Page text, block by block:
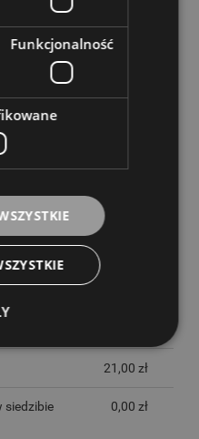
KOSZTÓW PŁATNOŚCI
16,00 zł
21,00 zł
siedzibie
0,00 zł
Funkcjonalność